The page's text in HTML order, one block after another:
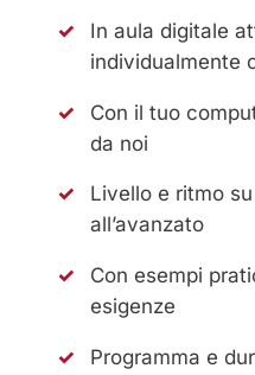
In aula digitale
individualmente
Con il tuo
da noi
Livello e ritmo
all’avanzato
Con esempi
esigenze
Programma e